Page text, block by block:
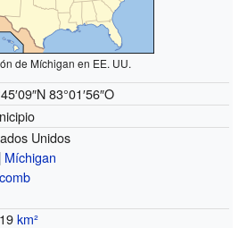
de Míchigan en EE. UU.
83°01′56″O
Unidos
Míchigan
km²